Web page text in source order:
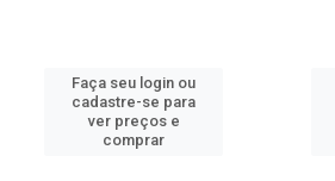
Faça seu login ou
cadastre-se para
ver preços e
comprar